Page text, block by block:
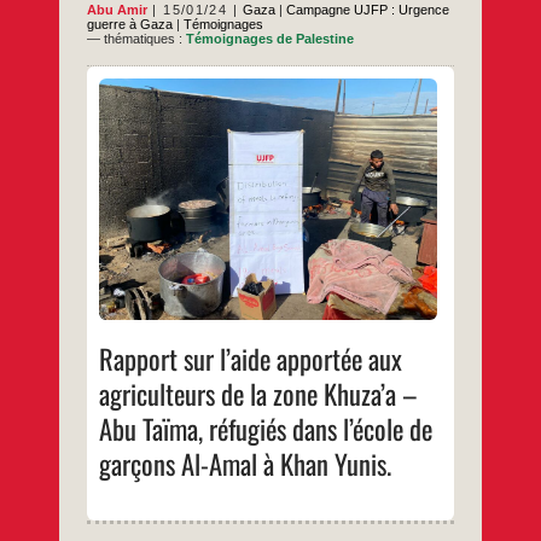
Abu Amir 15/01/24 Gaza |Campagne UJFP : Urgence
guerre à Gaza |Témoignages
— thématiques :Témoignages de Palestine
Rapport sur l’aide apportée aux
agriculteurs de la zone Khuza’a –
Abu Taïma, réfugiés dans l’école de
garçons Al-Amal à Khan Yunis.
Le Vendredi 12 janvier : Hier, nous avons
contacté de nombreuses institutions locales
et avons pu obtenir 80 colis alimentaires
pour les agriculteurs déplacés dans l’école.
Aujourd’hui, notre équipe a travaillé pour
fournir 1900 repas qui ont été distribués à
ces personnes déplacées à l’intérieur de
l’école. Lorsque nous sommes
…
Rapport
sur
l’aide
apportée
aux
agriculteurs
de
zone
Khuza’a
–
Abu
Taïma,
réfugiés
dans
l’école
Al-
…